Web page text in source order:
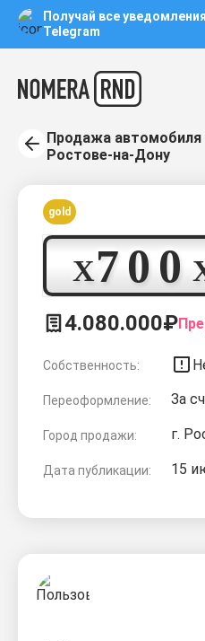
Получай все
Telegram
Продажа автомобиля
Ростове-на-Дону
gold
Х7
0
4.080.000₽
Собственность:
Переоформление: За
Город продажи: г.
Дата публикации: 15